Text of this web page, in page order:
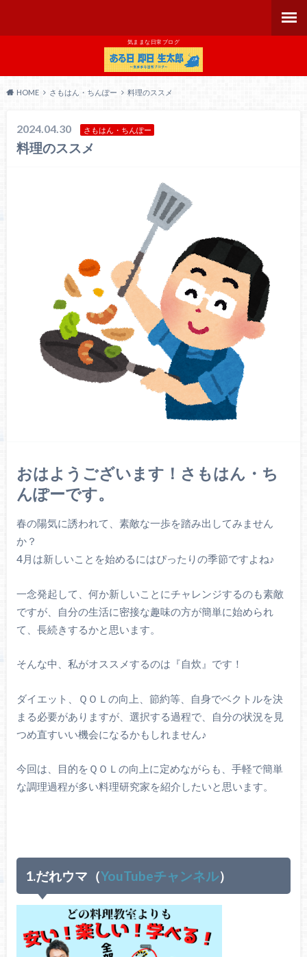
気ままな日常ブログ
HOME さもはん・ちんぽー 料理のススメ
2024.04.30 さもはん・ちんぽー
料理のススメ
おはようございます！さもはん・ち
んぽーです。
春の陽気に誘われて、素敵な一歩を踏み出してみません
か？
4月は新しいことを始めるにはぴったりの季節ですよね♪
一念発起して、何か新しいことにチャレンジするのも素敵
ですが、自分の生活に密接な趣味の方が簡単に始められ
て、長続きするかと思います。
そんな中、私がオススメするのは『自炊』です！
ダイエット、ＱＯＬの向上、節約等、自身でベクトルを決
まる必要がありますが、選択する過程で、自分の状況を見
つめ直すいい機会になるかもしれません♪
今回は、目的をＱＯＬの向上に定めながらも、手軽で簡単
な調理過程が多い料理研究家を紹介したいと思います。
1.だれウマ（YouTubeチャンネル）